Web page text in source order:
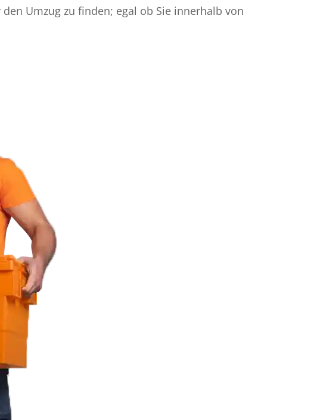
Umzug zu finden; egal ob Sie innerhalb von